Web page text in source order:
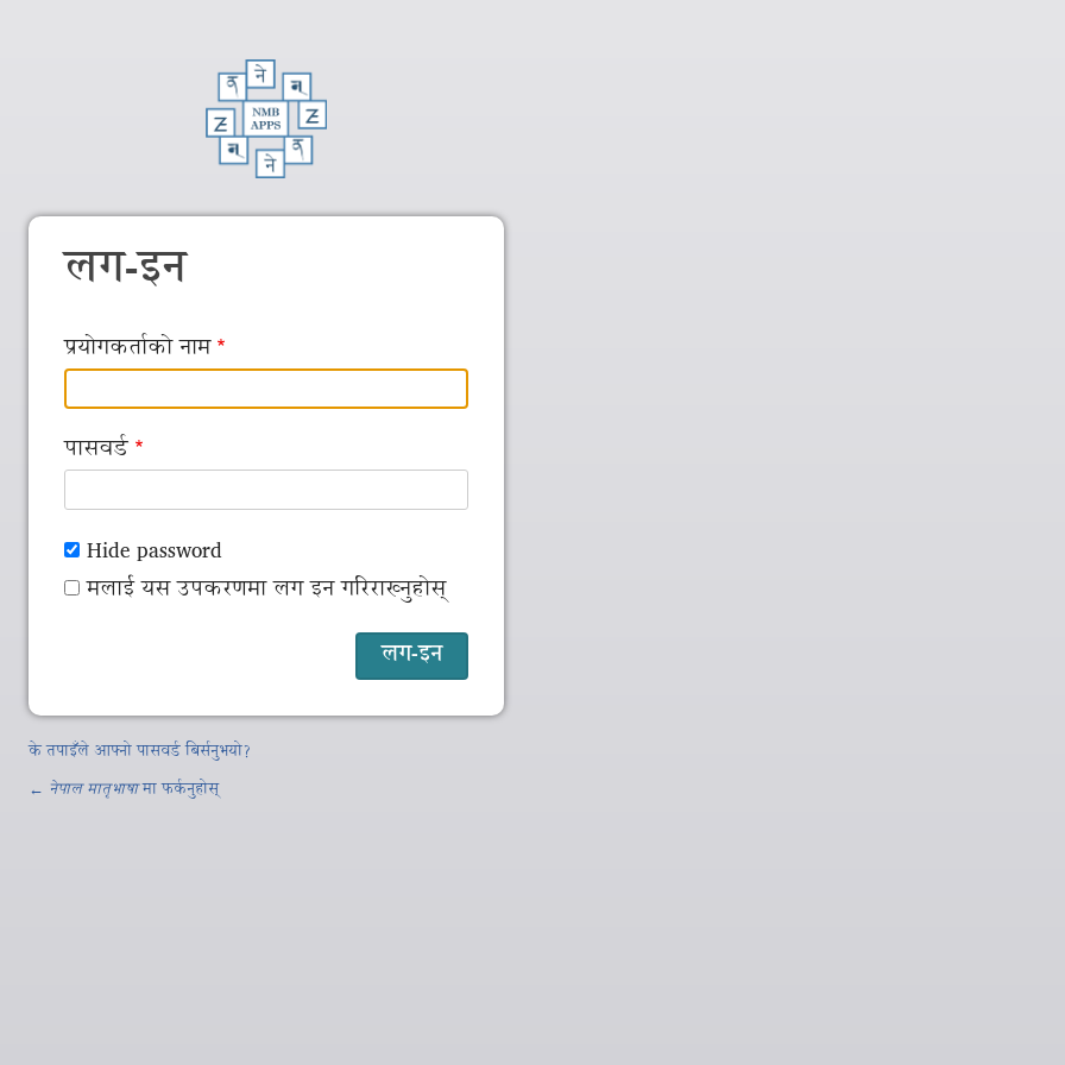
लग-इन
प्रयोगकर्ताको नाम
पासवर्ड
Hide password
मलाई यस उपकरणमा लग इन गरिराख्नुहोस्
के तपाइँले आफ्नो पासवर्ड बिर्सनुभयो?
← नेपाल मातृभाषामा फर्कनुहोस्